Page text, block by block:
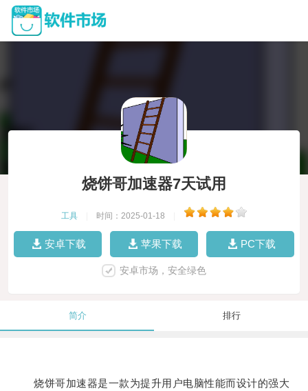
烧饼哥加速器7天试用
工具 时间：2025-01-18
安卓下载 苹果下载 PC下载
安卓市场，安全绿色
简介 排行
烧饼哥加速器是一款为提升用户电脑性能而设计的强大